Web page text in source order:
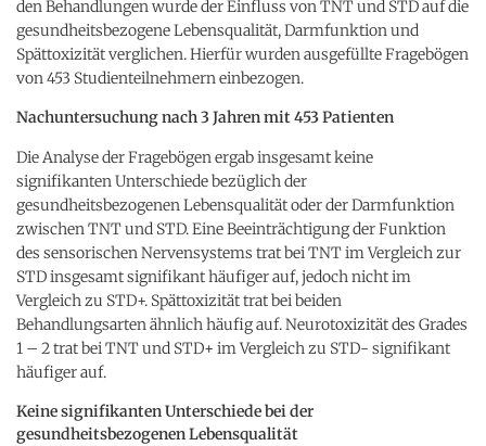
den Behandlungen wurde der Einfluss von TNT und STD auf die
gesundheitsbezogene Lebensqualität, Darmfunktion und
Spättoxizität verglichen. Hierfür wurden ausgefüllte Fragebögen
von 453 Studienteilnehmern einbezogen.
Nachuntersuchung nach 3 Jahren mit 453 Patienten
Die Analyse der Fragebögen ergab insgesamt keine
signifikanten Unterschiede bezüglich der
gesundheitsbezogenen Lebensqualität oder der Darmfunktion
zwischen TNT und STD. Eine Beeinträchtigung der Funktion
des sensorischen Nervensystems trat bei TNT im Vergleich zur
STD insgesamt signifikant häufiger auf, jedoch nicht im
Vergleich zu STD+. Spättoxizität trat bei beiden
Behandlungsarten ähnlich häufig auf. Neurotoxizität des Grades
1 – 2 trat bei TNT und STD+ im Vergleich zu STD- signifikant
häufiger auf.
Keine signifikanten Unterschiede bei der
gesundheitsbezogenen Lebensqualität